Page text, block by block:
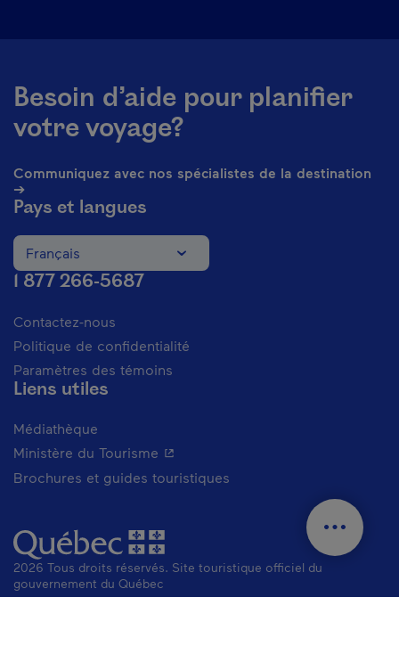
Besoin d’aide pour planifier
votre voyage?
Communiquez avec nos spécialistes de la destination
➔
Pays et langues
Changer la langue du site Internet. La langue actuelle est
Français
1 877 266-5687
Contactez-nous
Politique de confidentialité
Paramètres des témoins
Liens utiles
Médiathèque
Ministère du Tourisme - Cet hyperlien s'ouvrira dans une
Brochures et guides touristiques
2026 Tous droits réservés. Site touristique officiel du
gouvernement du Québec